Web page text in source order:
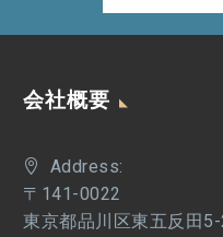
会社概要
Address:
〒141-0022
東京都品川区東五反田